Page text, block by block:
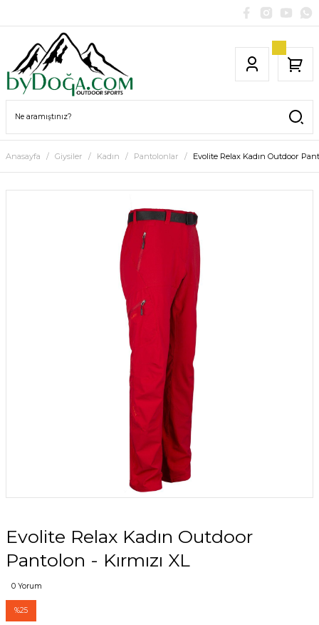
Anasayfa Giysiler Kadın Pantolonlar Evolite Relax Kadın Outdoor
Evolite Relax Kadın Outdoor
Pantolon - Kırmızı XL
0 Yorum
%25